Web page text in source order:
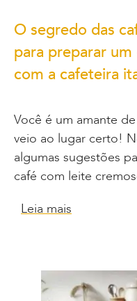
O segredo das
para preparar
com a cafeteira
Você é um amante
veio ao lugar certo!
algumas sugestões
café com leite
Leia mais